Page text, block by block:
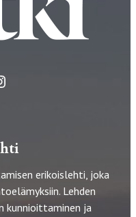
erikoislehti, joka
Lehden
kunnioittaminen ja